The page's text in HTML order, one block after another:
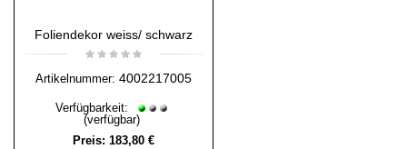
Foliendekor weiss/ schwarz
Artikelnummer: 4002217005
Verfügbarkeit:
(verfügbar)
Preis: 183,80 €